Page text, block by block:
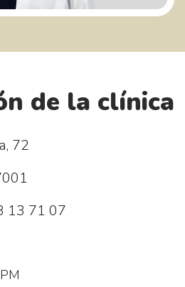
de la clínica
72
13 71 07